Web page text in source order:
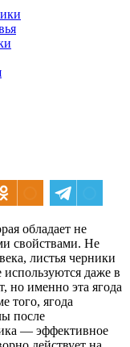
обладает не
свойствами. Не
листья черники
даже в
но именно эта ягода
того, ягода
после
— эффективное